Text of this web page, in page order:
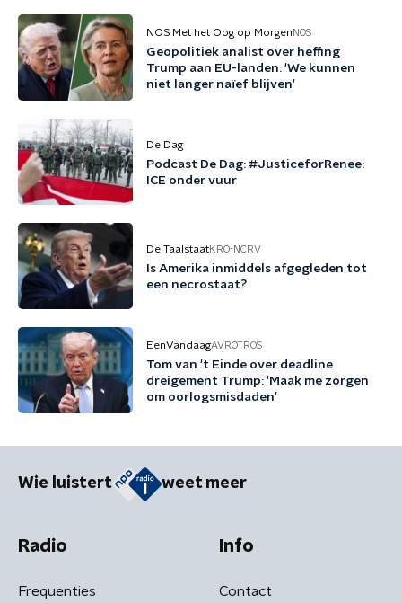
NOS Met het Oog op Morgen NOS
Geopolitiek analist over heffing
Trump aan EU-landen: 'We kunnen
niet langer naïef blijven'
De Dag
Podcast De Dag: #JusticeforRenee:
ICE onder vuur
De TaalstaatKRO-NCRV
Is Amerika inmiddels afgegleden tot
een necrostaat?
EenVandaagAVROTROS
Tom van 't Einde over deadline
dreigement Trump: 'Maak me zorgen
om oorlogsmisdaden'
Wie luistert weet meer
Radio
Frequenties
Info
Contact